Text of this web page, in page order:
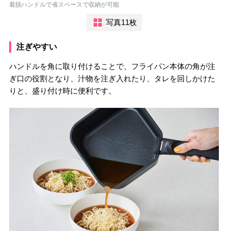
着脱ハンドルで省スペースで収納が可能
写真11枚
注ぎやすい
ハンドルを角に取り付けることで、フライパン本体の角が注
ぎ口の役割となり、汁物を注ぎ入れたり、タレを回しかけた
りと、盛り付け時に便利です。